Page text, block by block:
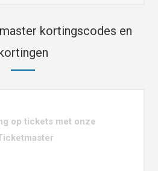
kortingscodes en
op tickets met onze